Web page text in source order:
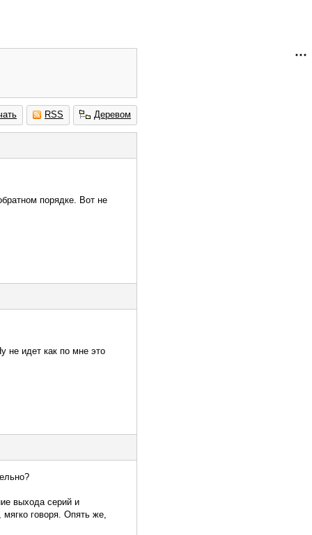
RSS Деревом
порядке. Вот не
не идет как по мне это
выхода серий и
говоря. Опять же,